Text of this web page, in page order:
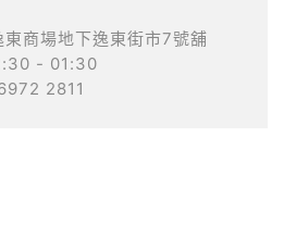
商場地下逸東街市7號舖
- 01:30
2811